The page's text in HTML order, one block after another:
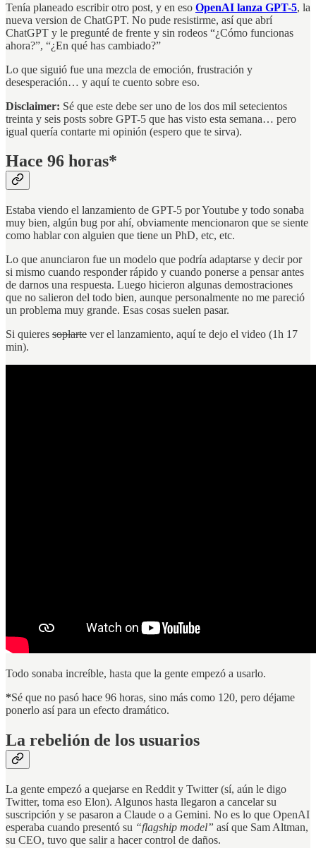
Tenía planeado escribir otro post, y en eso OpenAI lanza GPT-5, la
nueva version de ChatGPT. No pude resistirme, así que abrí
ChatGPT y le pregunté de frente y sin rodeos “¿Cómo funcionas
ahora?”, “¿En qué has cambiado?”
Lo que siguió fue una mezcla de emoción, frustración y
desesperación… y aquí te cuento sobre eso.
Disclaimer: Sé que este debe ser uno de los dos mil setecientos
treinta y seis posts sobre GPT-5 que has visto esta semana… pero
igual quería contarte mi opinión (espero que te sirva).
Hace 96 horas*
Estaba viendo el lanzamiento de GPT-5 por Youtube y todo sonaba
muy bien, algún bug por ahí, obviamente mencionaron que se siente
como hablar con alguien que tiene un PhD, etc, etc.
Lo que anunciaron fue un modelo que podría adaptarse y decir por
si mismo cuando responder rápido y cuando ponerse a pensar antes
de darnos una respuesta. Luego hicieron algunas demostraciones
que no salieron del todo bien, aunque personalmente no me pareció
un problema muy grande. Esas cosas suelen pasar.
Si quieres soplarte ver el lanzamiento, aquí te dejo el video (1h 17
min).
Todo sonaba increíble, hasta que la gente empezó a usarlo.
*Sé que no pasó hace 96 horas, sino más como 120, pero déjame
ponerlo así para un efecto dramático.
La rebelión de los usuarios
La gente empezó a quejarse en Reddit y Twitter (sí, aún le digo
Twitter, toma eso Elon). Algunos hasta llegaron a cancelar su
suscripción y se pasaron a Claude o a Gemini. No es lo que OpenAI
esperaba cuando presentó su “flagship model” así que Sam Altman,
su CEO, tuvo que salir a hacer control de daños.